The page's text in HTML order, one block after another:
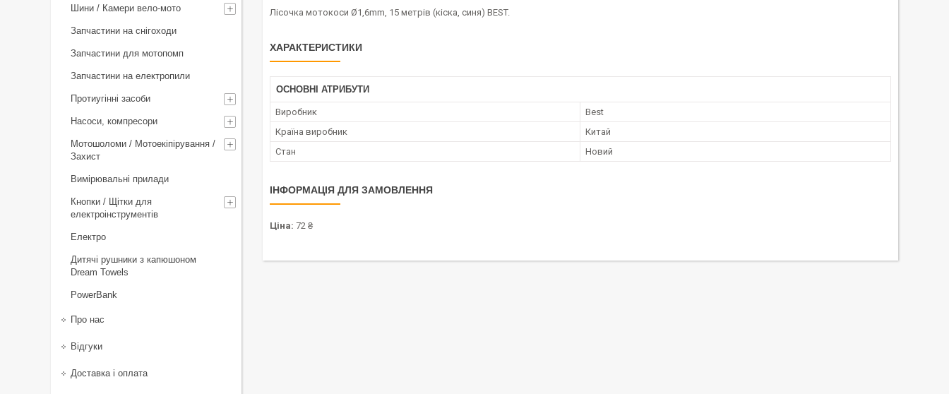
Лісочка мотокоси Ø1,6mm, 15 метрів (кіска, синя) BEST.
ХАРАКТЕРИСТИКИ
ОСНОВНІ АТРИБУТИ
Виробник
Best
Країна виробник
Китай
Стан
Новий
ІНФОРМАЦІЯ ДЛЯ ЗАМОВЛЕННЯ
Ціна: 72 ₴
Шини / Камери вело-мото
Запчастини на снігоходи
Запчастини для мотопомп
Запчастини на електропили
Протиугінні засоби
Насоси, компресори
Мотошоломи / Мотоекіпірування /
Захист
Вимірювальні прилади
Кнопки / Щітки для
електроінструментів
Електро
Дитячі рушники з капюшоном
Dream Towels
PowerBank
Про нас
Відгуки
Доставка і оплата